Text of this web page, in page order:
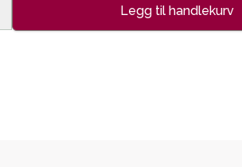
Legg til handlekurv